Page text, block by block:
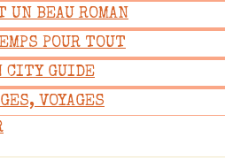
UN BEAU ROMAN
POUR TOUT
CITY GUIDE
VOYAGES